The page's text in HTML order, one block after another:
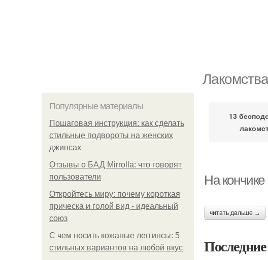
Популярные материалы
Пошаговая инструкция: как сделать
стильные подвороты на женских
джинсах
Отзывы о БАД Mirrolla: что говорят
пользователи
Откройтесь миру: почему короткая
прическа и голой вид - идеальный
союз
С чем носить кожаные леггинсы: 5
стильных вариантов на любой вкус
13
На
читать дальше →